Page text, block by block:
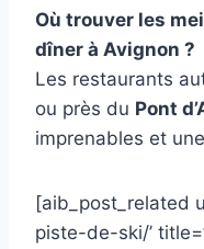
Où trouver les
dîner à Avignon ?
Les restaurants
ou près du Pont
imprenables et
[aib_post_related
piste-de-ski/’